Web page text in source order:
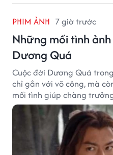
PHIM ẢNH 7 giờ trước
Những mối tình
Dương Quá
Cuộc đời Dương Quá
chỉ gắn với võ công, mà
mối tình giúp chàng